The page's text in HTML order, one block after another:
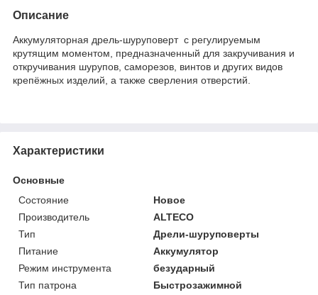
Описание
Аккумуляторная дрель-шуруповерт с регулируемым
крутящим моментом, предназначенный для закручивания и
откручивания шурупов, саморезов, винтов и других видов
крепёжных изделий, а также сверления отверстий.
Характеристики
Основные
Состояние
Новое
Производитель
ALTECO
Тип
Дрели-шуруповерты
Питание
Аккумулятор
Режим инструмента
безударный
Тип патрона
Быстрозажимной